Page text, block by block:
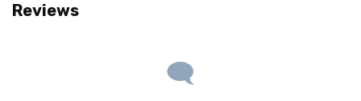
Reviews